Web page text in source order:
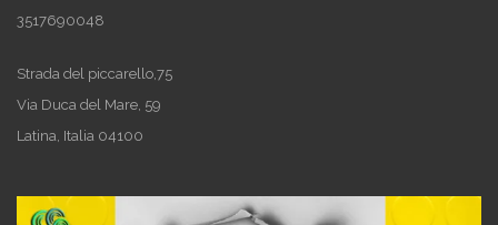
3517690048
Strada del piccarello,75
Via Duca del Mare, 59
Latina, Italia 04100